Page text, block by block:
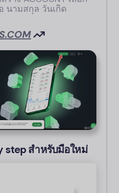
นามสกุล วันเกิด
COM
step สำหรับมือใหม่